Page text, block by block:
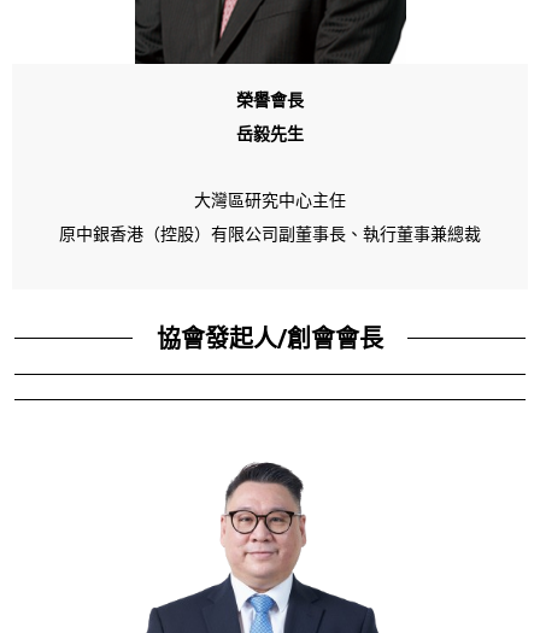
榮譽會長
岳毅先生
大灣區研究中心主任
原中銀香港（控股）有限公司副董事長、執行董事兼總裁
協會發起人/創會會長